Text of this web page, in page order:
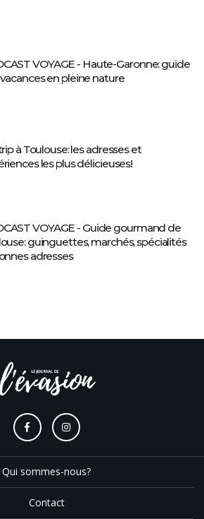
VOYAGE - Haute-Garonne: guide
en pleine nature
à Toulouse: les adresses et
les plus délicieuses!
VOYAGE - Guide gourmand de
guinguettes, marchés, spécialités
adresses
Qui sommes-nous?
Contact